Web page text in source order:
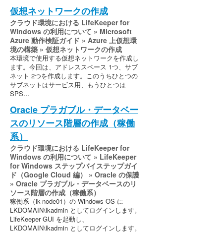
仮想ネットワークの作成
クラウド環境における LifeKeeper for
Windows の利用について » Microsoft
Azure 動作検証ガイド » Azure 上仮想環
境の構築 » 仮想ネットワークの作成
本環境で使用する仮想ネットワークを作成し
ます。今回は、アドレススペース 1つ、サブ
ネット 2つを作成します。このうちひとつの
サブネットはサービス用、もうひとつは
SPS…
Oracle プラガブル・データベー
スのリソース階層の作成（稼働
系）
クラウド環境における LifeKeeper for
Windows の利用について » LifeKeeper
for Windows ステップバイステップガイ
ド（Google Cloud 編） » Oracle の保護
» Oracle プラガブル・データベースのリ
ソース階層の作成（稼働系）
稼働系（lk-node01）の Windows OS に
LKDOMAIN\lkadmin としてログインします。
LifeKeeper GUI を起動し、
LKDOMAIN\lkadmin としてログインします。